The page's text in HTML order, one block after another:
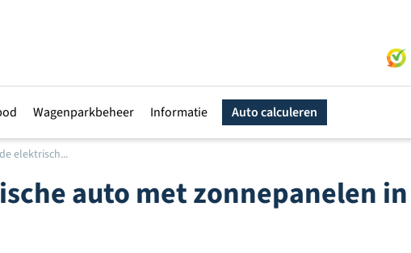
Wagenparkbeheer Informatie Auto calculeren
elektrisch...
auto met zonnepanelen in